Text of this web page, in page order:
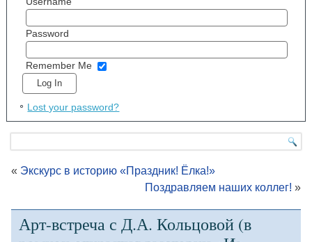
Password
Remember Me
Lost your password?
« Экскурс в историю «Праздник! Ёлка!»
Поздравляем наших коллег! »
Арт-встреча с Д.А. Кольцовой (в